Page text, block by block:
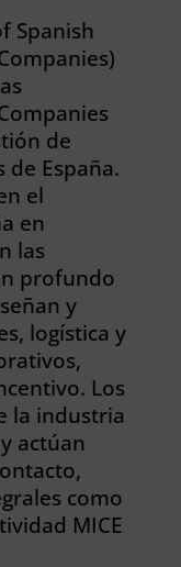
Spanish
de
de España.
el
en
las
profundo
y
logística y
Los
la industria
actúan
como
MICE